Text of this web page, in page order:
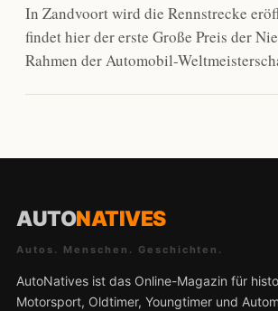
In Zandvoort wird die Rennstrecke
findet hier der erste Große Preis der
Rahmen der Automobil-
AUTONATIVES
Autos. Menschen. Geschichten.
AutoNatives ist das Online-Magazin für
Motorsport, Oldtimer, Youngtimer und